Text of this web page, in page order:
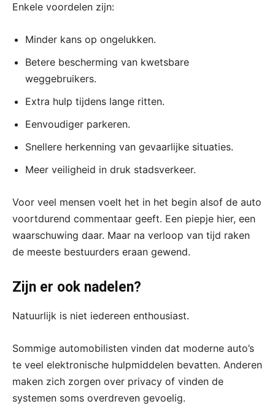
Enkele voordelen zijn:
Minder kans op ongelukken.
Betere bescherming van kwetsbare
weggebruikers.
Extra hulp tijdens lange ritten.
Eenvoudiger parkeren.
Snellere herkenning van gevaarlijke situaties.
Meer veiligheid in druk stadsverkeer.
Voor veel mensen voelt het in het begin alsof de auto
voortdurend commentaar geeft. Een piepje hier, een
waarschuwing daar. Maar na verloop van tijd raken
de meeste bestuurders eraan gewend.
Zijn er ook nadelen?
Natuurlijk is niet iedereen enthousiast.
Sommige automobilisten vinden dat moderne auto’s
te veel elektronische hulpmiddelen bevatten. Anderen
maken zich zorgen over privacy of vinden de
systemen soms overdreven gevoelig.